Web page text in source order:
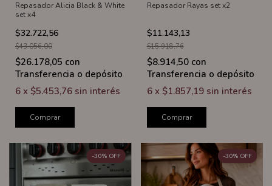
Repasador Alicia Black & White
set x4
$32.722,56
$43.056,00
$26.178,05 con
Transferencia o depósito
6 x $5.453,76 sin interés
Comprar
Repasador Rayas set x2
$11.143,13
$15.918,76
$8.914,50 con
Transferencia o depósito
6 x $1.857,19 sin interés
Comprar
-30% OFF -30% OFF